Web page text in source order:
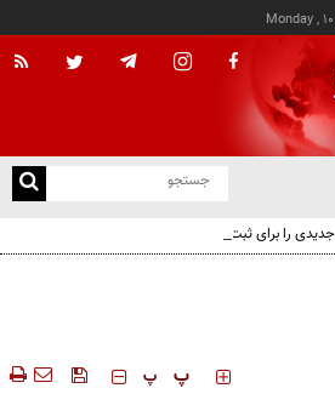
Monday ,
را برای ثبت درخواست متقاضیان معرفی کرد
‍‍‍ پ پ